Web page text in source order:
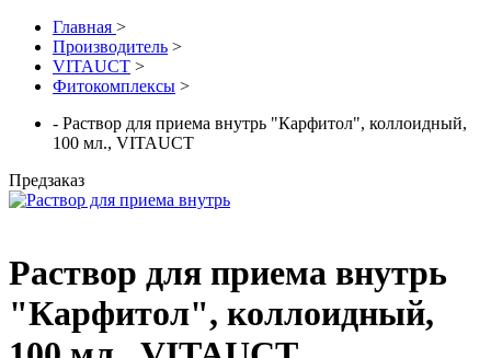
Главная >
Производитель >
VITAUCT >
Фитокомплексы >
- Раствор для приема внутрь "Карфитол", коллоидный,
100 мл., VITAUCT
Предзаказ
Раствор для приема внутрь
"Карфитол", коллоидный,